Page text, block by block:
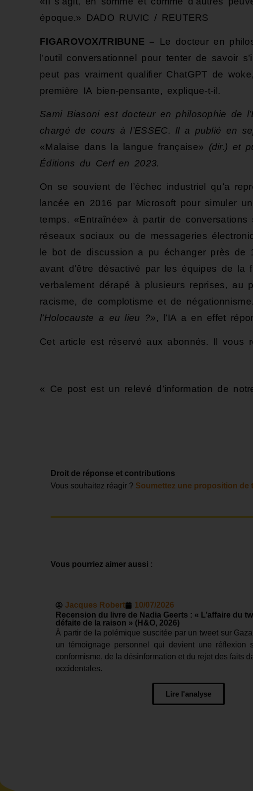
époque.»
DADO RUVIC / REUTERS
FIGAROVOX/TRIBUNE – Le docteur en
l’outil conversationnel pour tenter de savoir
peut pas vraiment qualifier ChatGPT de
première IA bien-pensante, explique-t-il.
Sami Biasoni est docteur en philosophie de
chargé de cours à l’ESSEC. Il a publié en
«Malaise dans la langue française» (dir.) et
Éditions du Cerf en 2023.
On se souvient de l’échec industriel qu’a
lancée en 2016 par Microsoft pour simuler
temps. «Entraînée» à partir de
réseaux sociaux ou de messageries
le bot de discussion a pu échanger près de
avant d’être désactivé par les équipes de la
verbalement dérapé à plusieurs reprises, au
racisme, de complotisme et de
l’Holocauste a eu lieu ?», l’IA a en effet
Cet article est réservé aux abonnés. Il vous
« Ce post est un relevé d’information de
Droit de réponse et contributions
Vous souhaitez réagir ? Soumettez une proposition de
Vous pourriez aimer aussi :
Jacques Robert
10/07/2026
Recension du livre de Nadia Geerts : « L’affaire du
défaite de la raison » (H&O, 2026)
À partir de la polémique suscitée par un tweet sur
un témoignage personnel qui devient une réflexion
conformisme, de la désinformation et du rejet des faits
occidentales.
Lire l'analyse